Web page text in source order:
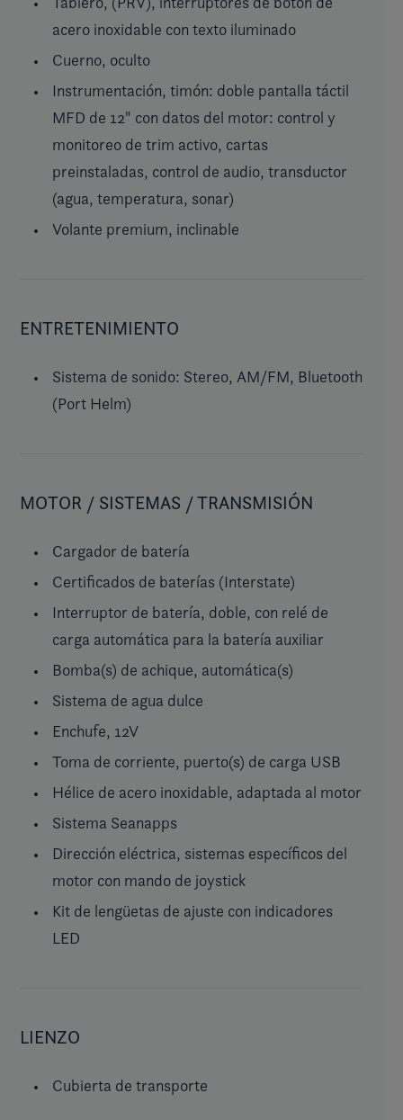
acero inoxidable con texto iluminado
Cuerno, oculto
Instrumentación, timón: doble pantalla táctil
MFD de 12" con datos del motor: control y
monitoreo de trim activo, cartas
preinstaladas, control de audio, transductor
(agua, temperatura, sonar)
Volante premium, inclinable
ENTRETENIMIENTO
Sistema de sonido: Stereo, AM/FM, Bluetooth
(Port Helm)
MOTOR / SISTEMAS / TRANSMISIÓN
Cargador de batería
Certificados de baterías (Interstate)
Interruptor de batería, doble, con relé de
carga automática para la batería auxiliar
Bomba(s) de achique, automática(s)
Sistema de agua dulce
Enchufe, 12V
Toma de corriente, puerto(s) de carga USB
Hélice de acero inoxidable, adaptada al motor
Sistema Seanapps
Dirección eléctrica, sistemas específicos del
motor con mando de joystick
Kit de lengüetas de ajuste con indicadores
LED
LIENZO
Cubierta de transporte